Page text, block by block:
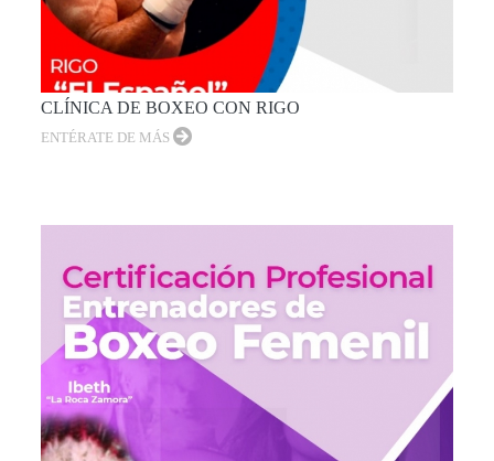
CLÍNICA DE BOXEO CON RIGO
ENTÉRATE DE MÁS